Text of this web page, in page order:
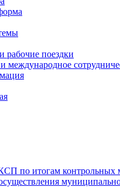
поездки
международное
по итогам контрольных